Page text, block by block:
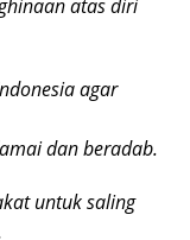
atas diri
agar
dan beradab.
untuk saling